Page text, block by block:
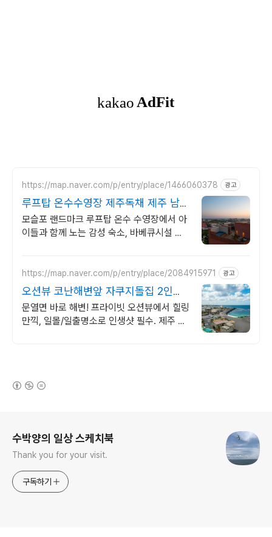
https://map.naver.com/p/entry/place/1466060378 광고
루프탑 온수수영장 제주독채 제주 남쪽
럭셔리 힐링숙소
모슬포 랜드마크 루프탑 온수 수영장에서 아
이들과 함께 노는 감성 숙소, 바베큐시설 제
https://map.naver.com/p/entry/place/2084915971 광고
오션뷰 코난해변앞 자쿠지돌집 2인
~10인 대가족/단체예약
문열면 바로 해변! 프라이빗 오션뷰에서 힐링
만끽, 일몰/일출명소로 인생샷 필수. 제주 감
수박양의 일상 스케치북
Thank you for your visit.
구독하기